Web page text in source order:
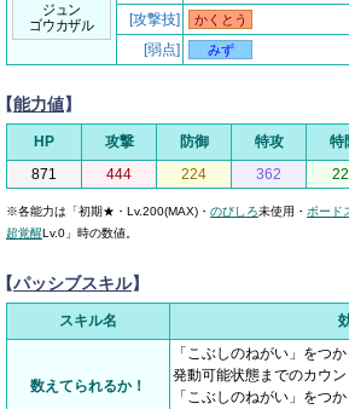
ジュン
ゴウカザル
[攻撃技] かくとう
[弱点] みず
能力値】
HP 攻撃 防御 特攻 特
871
444 224 362
※各能力は「初期★・Lv.200(MAX)・ のびしろ未使用・ ボード
超覚醒Lv.0」時の数値。
パッシブスキル】
スキル名
数えてられるか！
「こぶしのねがい」をつ
発動可能状態までのカウ
「こぶしのねがい」をつ